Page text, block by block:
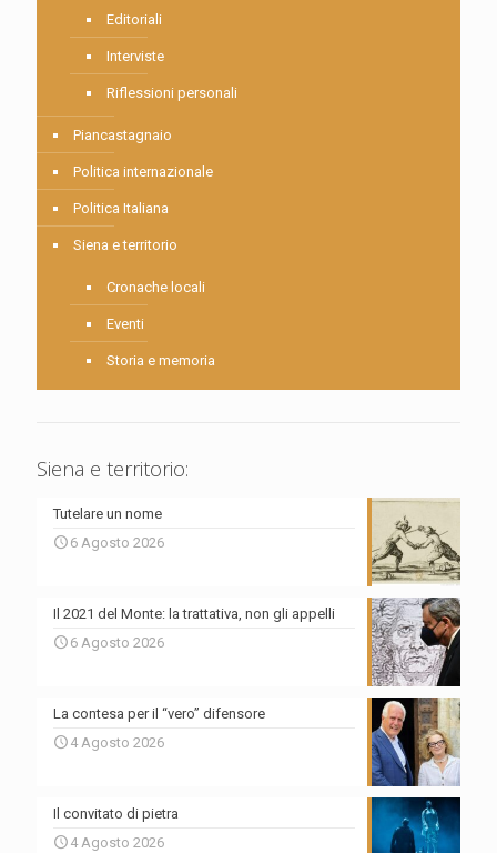
Editoriali
Interviste
Riflessioni personali
Piancastagnaio
Politica internazionale
Politica Italiana
Siena e territorio
Cronache locali
Eventi
Storia e memoria
Siena e territorio:
Tutelare un nome
6 Agosto 2026
Il 2021 del Monte: la trattativa, non gli appelli
6 Agosto 2026
La contesa per il “vero” difensore
4 Agosto 2026
Il convitato di pietra
4 Agosto 2026